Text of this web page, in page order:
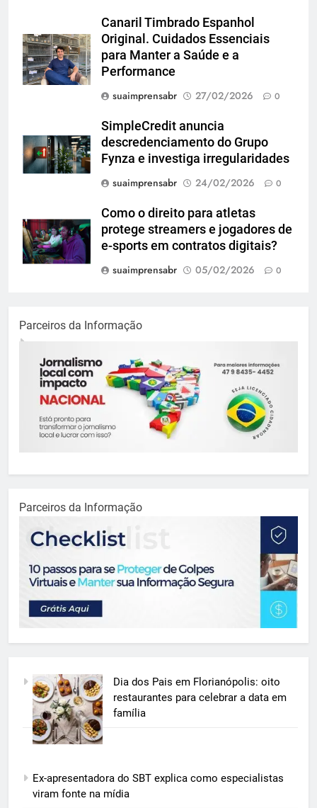
Canaril Timbrado Espanhol
Original. Cuidados Essenciais
para Manter a Saúde e a
Performance
suaimprensabr
27/02/2026 0
SimpleCredit anuncia
descredenciamento do Grupo
Fynza e investiga irregularidades
suaimprensabr
24/02/2026 0
Como o direito para atletas
protege streamers e jogadores de
e-sports em contratos digitais?
suaimprensabr
05/02/2026 0
Parceiros da Informação
Parceiros da Informação
Dia dos Pais em Florianópolis: oito
restaurantes para celebrar a data em
família
Ex-apresentadora do SBT explica como especialistas
viram fonte na mídia